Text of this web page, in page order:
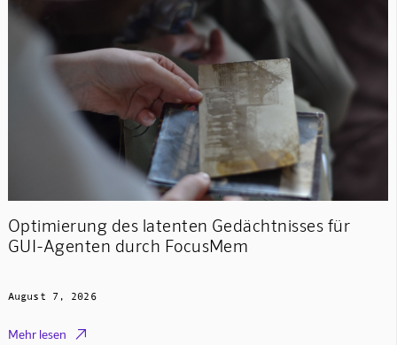
Optimierung des latenten Gedächtnisses für
GUI-Agenten durch FocusMem
August 7, 2026
Mehr lesen 